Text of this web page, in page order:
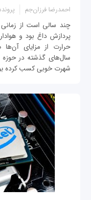
احمدرضا فرزان‌جم
چند سالی است از
پردازش داغ بود و
سال‌های گذشته در
شهرت خوبی کسب کرده